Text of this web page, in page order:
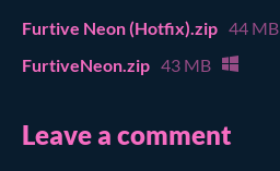
Furtive Neon (Hotfix).zip 44 MB
FurtiveNeon.zip 43 MB
Leave a comment